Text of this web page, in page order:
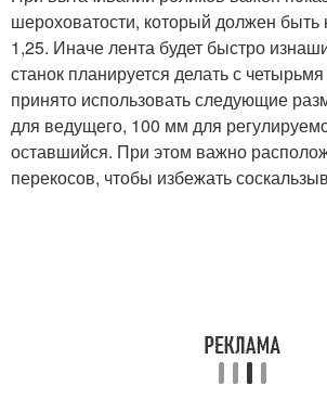
шероховатости, который должен
1,25. Иначе лента будет быстро
станок планируется делать с
принято использовать следующие
для ведущего, 100 мм для
оставшийся. При этом важно
перекосов, чтобы избежать